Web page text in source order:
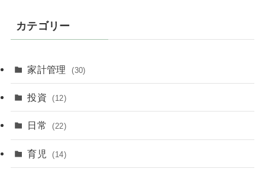
カテゴリー
家計管理 (30)
投資 (12)
日常 (22)
育児 (14)